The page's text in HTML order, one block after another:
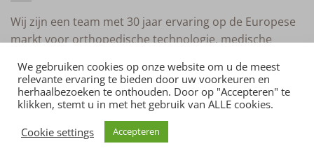
Wij zijn een team met 30 jaar ervaring op de Europese
markt voor orthopedische technologie, medische
CONTACT
VERKOOP- EN LEVERINGSVOORWAARDEN
Copyright 2026 ©
We gebruiken cookies op onze website om u de meest
relevante ervaring te bieden door uw voorkeuren en
herhaalbezoeken te onthouden. Door op "Accepteren" te
klikken, stemt u in met het gebruik van ALLE cookies.
Cookie settings
Accepteren